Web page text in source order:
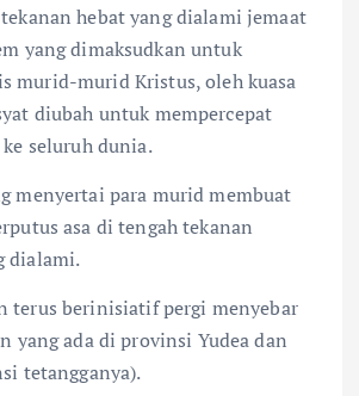
hebat yang dialami jemaat
yang dimaksudkan untuk
murid-murid Kristus, oleh kuasa
diubah untuk mempercepat
seluruh dunia.
menyertai para murid membuat
asa di tengah tekanan
dialami.
terus berinisiatif pergi menyebar
yang ada di provinsi Yudea dan
tetangganya).